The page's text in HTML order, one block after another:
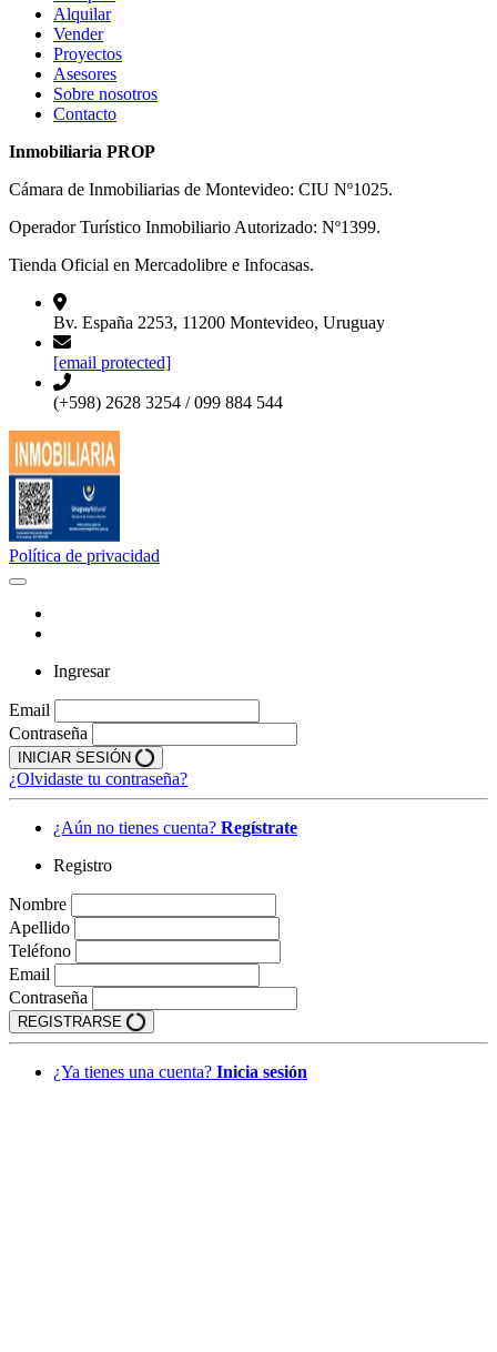
Alquilar
Vender
Proyectos
Asesores
Sobre nosotros
Contacto
Inmobiliaria PROP
Cámara de Inmobiliarias de Montevideo: CIU Nº1025.
Operador Turístico Inmobiliario Autorizado: Nº1399.
Tienda Oficial en Mercadolibre e Infocasas.
Bv. España 2253, 11200 Montevideo, Uruguay
[email protected]
(+598) 2628 3254 / 099 884 544
Política de privacidad
Ingresar
Email
Contraseña
INICIAR SESIÓN
¿Olvidaste tu contraseña?
¿Aún no tienes cuenta? Regístrate
Registro
Nombre
Apellido
Teléfono
Email
Contraseña
REGISTRARSE
¿Ya tienes una cuenta? Inicia sesión